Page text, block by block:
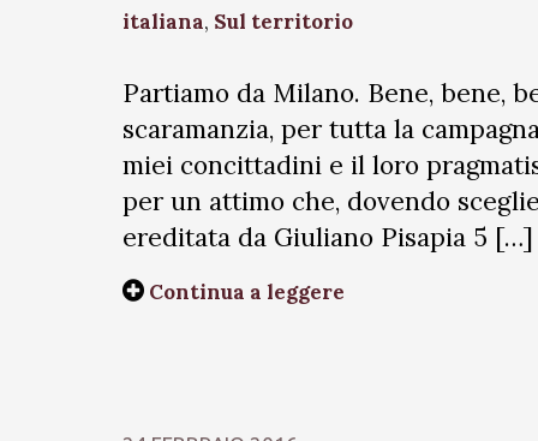
italiana, Sul territorio
Partiamo da Milano. Bene, bene,
scaramanzia, per tutta la
miei concittadini e il loro
per un attimo che, dovendo
ereditata da Giuliano Pisapia 5 […]
Continua a leggere